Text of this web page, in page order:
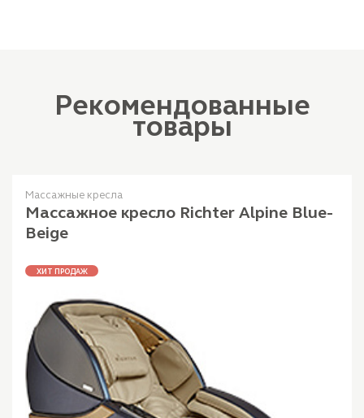
Рекомендованные
товары
Массажные кресла
Массажное кресло Richter Alpine Blue-
Beige
ХИТ ПРОДАЖ